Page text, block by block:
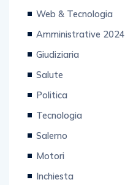
Web & Tecnologia
Amministrative 2024
Giudiziaria
Salute
Politica
Tecnologia
Salerno
Motori
Inchiesta